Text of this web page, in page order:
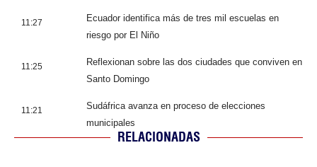
11:27
Ecuador identifica más de tres mil escuelas en
riesgo por El Niño
11:25
Reflexionan sobre las dos ciudades que conviven en
Santo Domingo
11:21
Sudáfrica avanza en proceso de elecciones
municipales
RELACIONADAS